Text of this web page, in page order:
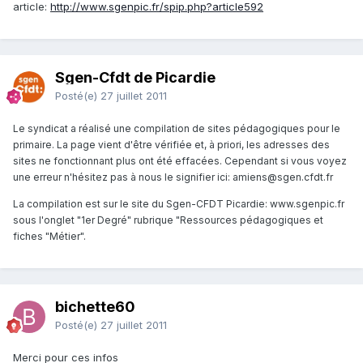
article: http://www.sgenpic.fr/spip.php?article592
Sgen-Cfdt de Picardie
Posté(e) 27 juillet 2011
Le syndicat a réalisé une compilation de sites pédagogiques pour le
primaire. La page vient d'être vérifiée et, à priori, les adresses des
sites ne fonctionnant plus ont été effacées. Cependant si vous voyez
une erreur n'hésitez pas à nous le signifier ici: amiens@sgen.cfdt.fr
La compilation est sur le site du Sgen-CFDT Picardie: www.sgenpic.fr
sous l'onglet "1er Degré" rubrique "Ressources pédagogiques et
fiches "Métier".
bichette60
Posté(e) 27 juillet 2011
Merci pour ces infos